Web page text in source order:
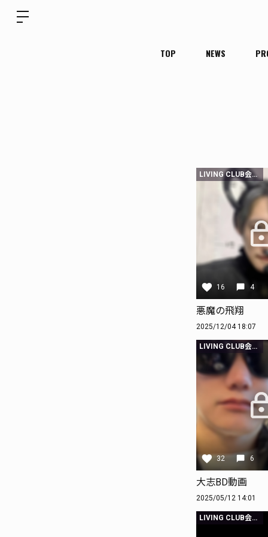
TOP NEWS
LIVING CLUB会員限定
16 4
悪魔の飛翔
2025/12/04 18:07
LIVING CLUB会員限定
32 6
大志BD動画
2025/05/12 14:01
LIVING CLUB会員限定